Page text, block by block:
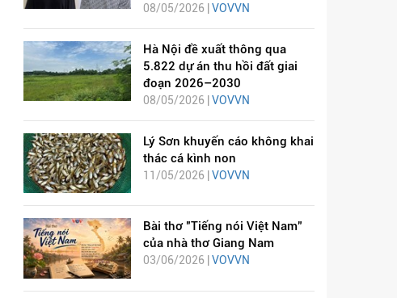
08/05/2026 | VOVVN
Hà Nội đề xuất thông qua
5.822 dự án thu hồi đất giai
đoạn 2026–2030
08/05/2026 | VOVVN
Lý Sơn khuyến cáo không khai
thác cá kình non
11/05/2026 | VOVVN
Bài thơ "Tiếng nói Việt Nam"
của nhà thơ Giang Nam
03/06/2026 | VOVVN